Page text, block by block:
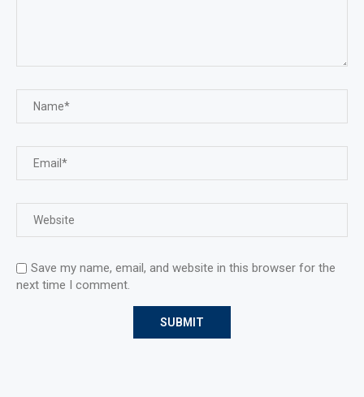
Save my name, email, and website in this browser for the
next time I comment.